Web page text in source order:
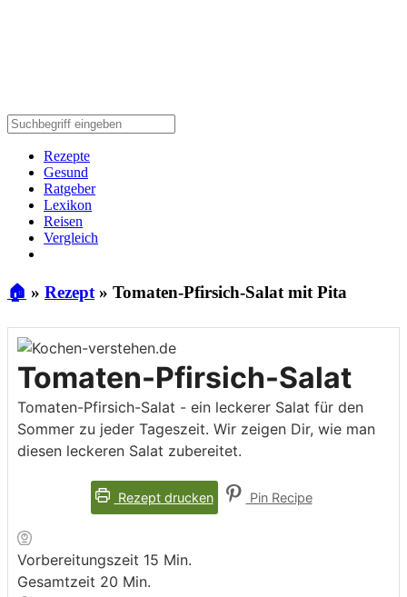
Rezepte
Gesund
Ratgeber
Lexikon
Reisen
Vergleich
🏠 » Rezept » Tomaten-Pfirsich-Salat mit Pita
Tomaten-Pfirsich-Salat
Tomaten-Pfirsich-Salat - ein leckerer Salat für den
Sommer zu jeder Tageszeit. Wir zeigen Dir, wie man
diesen leckeren Salat zubereitet.
Rezept drucken Pin Recipe
Vorbereitungszeit 15 Minuten
Min.
Gesamtzeit 20 Minuten
Min.